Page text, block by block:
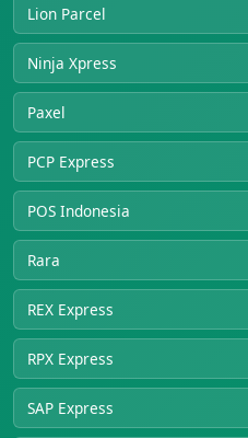
Lion Parcel
Ninja Xpress
Paxel
PCP Express
POS Indonesia
Rara
REX Express
RPX Express
SAP Express